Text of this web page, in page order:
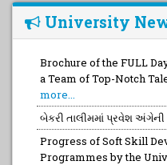
University
Brochure of the FULL
a Team of Top-Notch
more...
બેકરી તાલીમમાં પ્રવેશ અંગેની
Progress of Soft Skill
Programmes by the